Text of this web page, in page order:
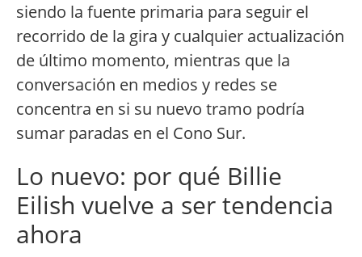
siendo la fuente primaria para seguir el
recorrido de la gira y cualquier actualización
de último momento, mientras que la
conversación en medios y redes se
concentra en si su nuevo tramo podría
sumar paradas en el Cono Sur.
Lo nuevo: por qué Billie
Eilish vuelve a ser tendencia
ahora